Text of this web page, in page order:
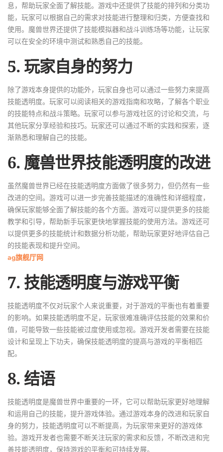
息，帮助玩家全面了解技能。游戏中还提供了技能的排列和分类功
能，玩家可以根据自己的需求对技能进行整理和归类，方便查找和
使用。魔兽世界还提供了技能模拟器和战斗训练场等功能，让玩家
可以在安全的环境中测试和熟悉自己的技能。
5. 玩家自身的努力
除了游戏本身提供的功能外，玩家自身也可以通过一些努力来提高
技能透明度。玩家可以阅读相关的游戏指南和攻略，了解各个职业
的技能特点和战斗策略。玩家可以参与游戏社区的讨论和交流，与
其他玩家分享经验和技巧。玩家还可以通过不断的实践和探索，逐
渐熟悉和理解自己的技能。
6. 魔兽世界技能透明度的改进
虽然魔兽世界已经在技能透明度方面做了很多努力，但仍然有一些
改进的空间。游戏可以进一步完善技能描述的准确性和详细程度，
确保玩家能够全面了解技能的各个方面。游戏可以提供更多的技能
教学和引导，帮助新手玩家更快地掌握技能的使用方法。游戏还可
以提供更多的技能统计和数据分析功能，帮助玩家更好地评估自己
的技能表现和提升空间。
ag旗舰厅网
7. 技能透明度与游戏平衡
技能透明度不仅对玩家个人来说重要，对于游戏的平衡也有着重要
的影响。如果技能透明度不足，玩家很难准确评估技能的效果和价
值，可能导致一些技能被过度使用或忽视。游戏开发者需要在技能
设计和呈现上下功夫，确保技能透明度的提高与游戏的平衡相匹
配。
8. 结语
技能透明度是魔兽世界中重要的一环，它可以帮助玩家更好地理解
和运用自己的技能，提升游戏体验。通过游戏本身的改进和玩家自
身的努力，技能透明度可以不断提高，为玩家带来更好的游戏体
验。游戏开发者也需要不断关注玩家的需求和反馈，不断改进和完
善技能透明度，保持游戏的平衡和可持续发展。